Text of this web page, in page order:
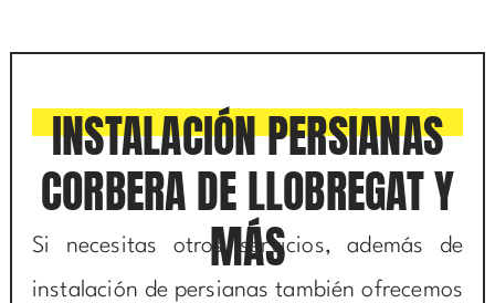
INSTALACIÓN PERSIANAS
CORBERA DE LLOBREGAT Y
MÁS
Si necesitas otros servicios, además de
instalación de persianas también ofrecemos